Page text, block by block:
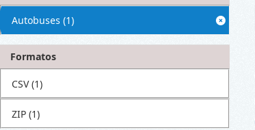
Autobuses (1)
Formatos
CSV (1)
ZIP (1)